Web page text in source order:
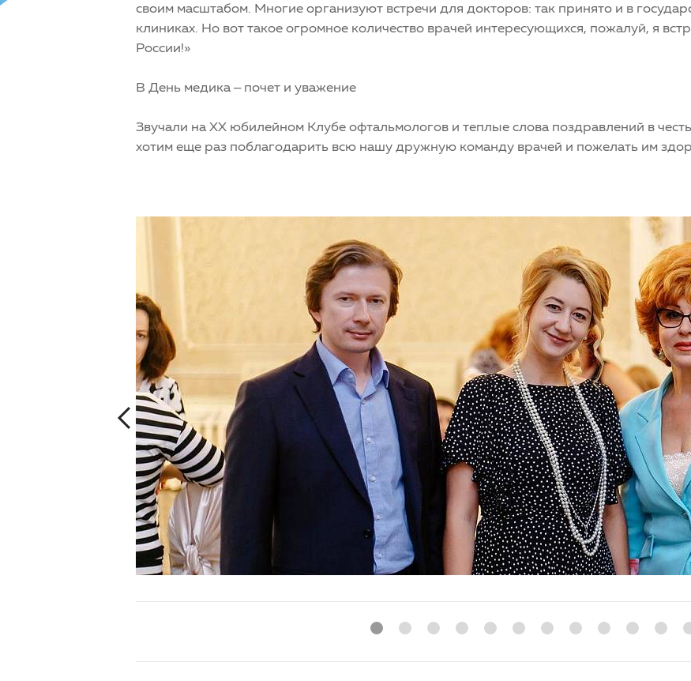
своим масштабом. Многие организуют встречи для докторов: так принято и в
клиниках. Но вот такое огромное количество врачей интересующихся, пожалуй, я
России!»
В День медика – почет и уважение
Звучали на XX юбилейном Клубе офтальмологов и теплые слова поздравлений в
хотим еще раз поблагодарить всю нашу дружную команду врачей и пожелать им